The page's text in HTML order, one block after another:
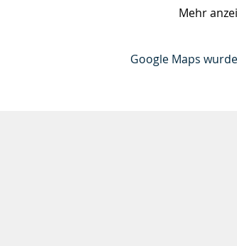
Mehr
Google Maps